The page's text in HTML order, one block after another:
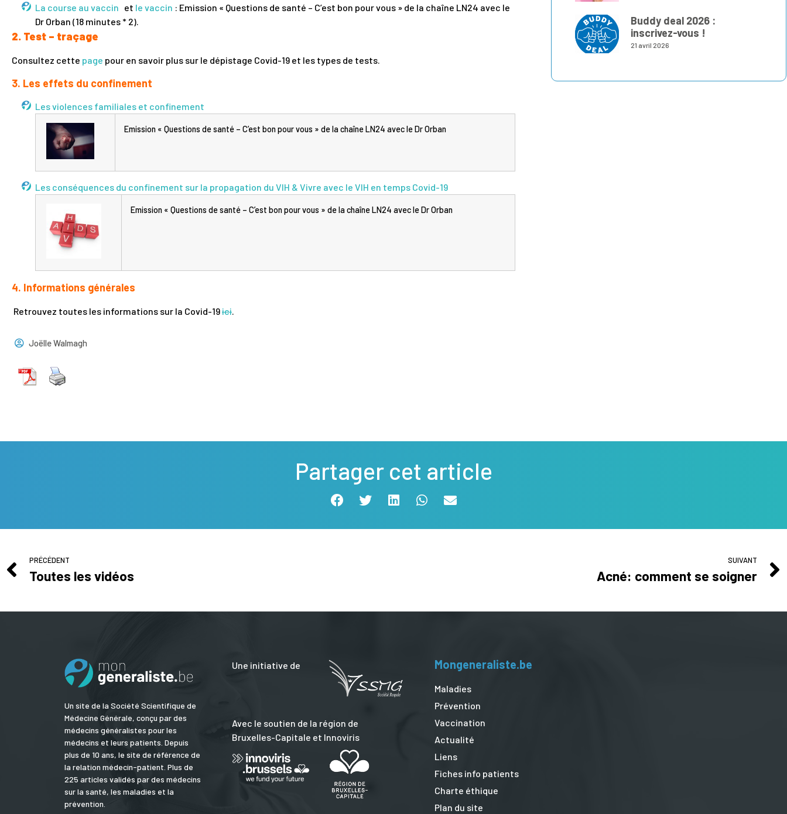
Buddy deal 2026 :
inscrivez-vous !
21 avril 2026
La course au vaccin et le vaccin : Emission « Questions de santé – C’est bon pour vous » de la chaîne LN24 avec le
Dr Orban (18 minutes * 2).
2. Test – traçage
Consultez cette page pour en savoir plus sur le dépistage Covid-19 et les types de tests
3. Les effets du confinement
Les violences familiales et confinement
Emission « Questions de santé – C’est bon pour vous » de la chaîne LN24 avec le Dr Orban
Les conséquences du confinement sur la propagation du VIH & Vivre avec le VIH en temps Covid-19
Emission « Questions de santé – C’est bon pour vous » de la chaîne LN24 avec le Dr Orban
4. Informations générales
Retrouvez toutes les informations sur la Covid-19ici
Joëlle Walmagh
Partager cet article
PRÉCÉDENT
Toutes les vidéos
SUIVANT
Acné: comment se soigner
Un site de la Société Scientifique de
Médecine Générale, conçu par des
médecins généralistes pour les
médecins et leurs patients. Depuis
plus de 10 ans, le site de référence de
la relation médecin-patient. Plus de
225 articles validés par des médecins
sur la santé, les maladies et la
prévention.
Une initiative de
Avec le soutien de la région de
Bruxelles-Capitale et Innoviris
Mongeneraliste.be
Maladies
Prévention
Vaccination
Actualité
Liens
Fiches info patients
Charte éthique
Plan du site